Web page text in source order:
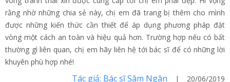
rằng nhờ những chia sẻ này, chị em đã trang bị thêm cho mình
được những kiến thức cần thiết để áp dụng phương pháp đặt
vòng một cách an toàn và hiệu quả hơn. Trường hợp nếu có bất
thường gì liên quan, chị em hãy liên hệ tới bác sĩ để có những lời
khuyên phù hợp nhé!
Tác giả: Bác sĩ Sâm Ngân | 20/06/2019